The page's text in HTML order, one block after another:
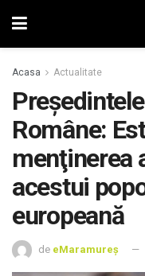
Acasa Actualitate
Române:
menţinerea
acestui
europeană
de eMaramureș